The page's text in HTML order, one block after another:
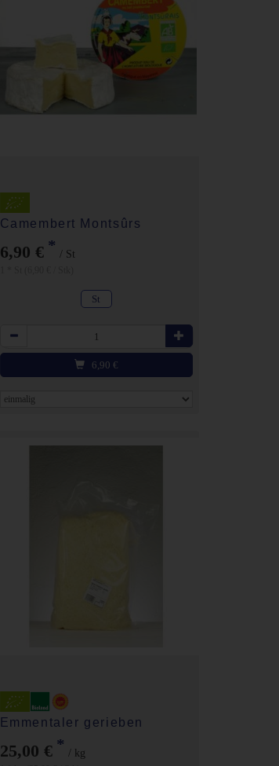
Camembert Montsûrs
6,90 € * / St
St
Anzahl
6,90 €
Emmentaler gerieben
25,00 € * / kg